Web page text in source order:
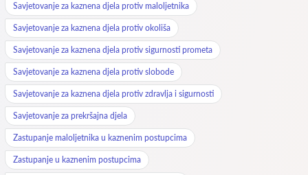
Savjetovanje za kaznena djela protiv maloljetnika
Savjetovanje za kaznena djela protiv okoliša
Savjetovanje za kaznena djela protiv sigurnosti prometa
Savjetovanje za kaznena djela protiv slobode
Savjetovanje za kaznena djela protiv zdravlja i sigurnosti
Savjetovanje za prekršajna djela
Zastupanje maloljetnika u kaznenim postupcima
Zastupanje u kaznenim postupcima